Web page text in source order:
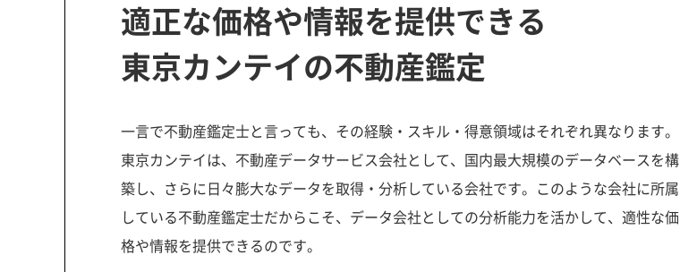
適正な価格や情報を提供できる
東京カンテイの不動産鑑定
一言で不動産鑑定士と言っても、その経験・スキル・得意領域はそれぞれ異なります。
東京カンテイは、不動産データサービス会社として、国内最大規模のデータベースを構
築し、さらに日々膨大なデータを取得・分析している会社です。このような会社に所属
している不動産鑑定士だからこそ、データ会社としての分析能力を活かして、適性な価
格や情報を提供できるのです。